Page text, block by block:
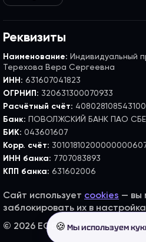
Реквизиты
Наименование: Индивидуальный
Терехова Вера Сергеевна
ИНН: 631607041823
ОГРНИП: 320631300070933
Расчётный счёт:
Банк: ПОВОЛЖСКИЙ БАНК ПАО
БИК: 043601607
Корр. счёт:
ИНН банка: 7707083893
КПП банка: 631602006
Сайт использует cookies — вы
заблокировать их в
© 2026 EGE FLEX. Все права
🍪 Мы используем